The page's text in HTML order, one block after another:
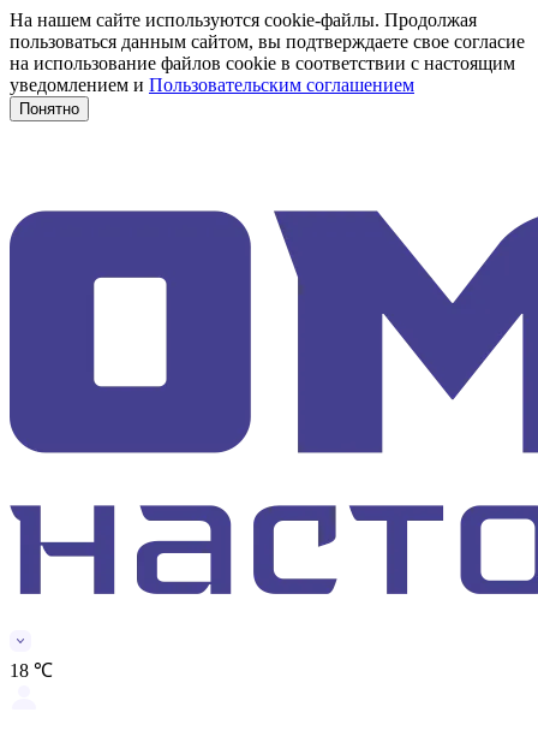
На нашем сайте используются cookie-файлы. Продолжая
пользоваться данным сайтом, вы подтверждаете свое согласие
на использование файлов cookie в соответствии с настоящим
уведомлением и Пользовательским соглашением
Понятно
18 ℃